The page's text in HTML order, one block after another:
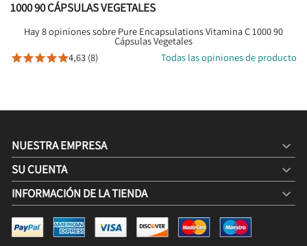
PURE ENCAPSULATIONS VITAMINA C 1000 90 CÁPSULAS
VEGETALES
1000 90 CÁPSULAS VEGETALES
Hay 8 opiniones sobre Pure Encapsulations Vitamina C 1000 90
Cápsulas Vegetales
4,63 (8) Todas las opiniones de producto
NUESTRA EMPRESA 
SU CUENTA 
INFORMACIÓN DE LA TIENDA keyboard_arrow_down